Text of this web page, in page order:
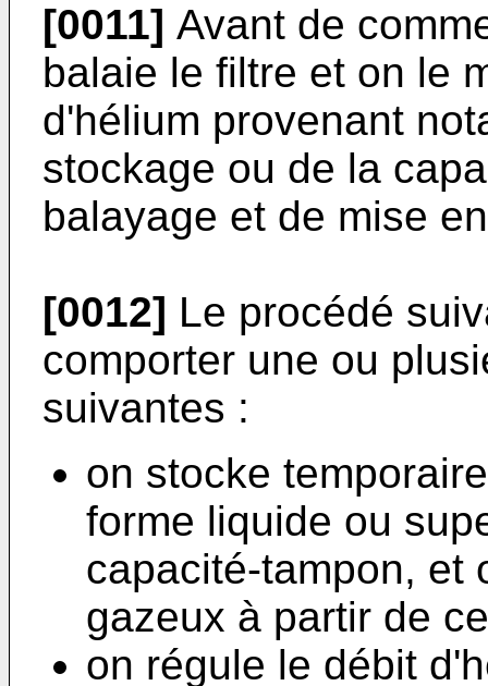
[0011] Avant de
balaie le filtre et on le
d'hélium provenant
stockage ou de la
balayage et de mise
[0012] Le procédé
comporter une ou
suivantes :
on stocke
forme liquide ou
capacité-tampon, et
gazeux à partir de
on régule le débit